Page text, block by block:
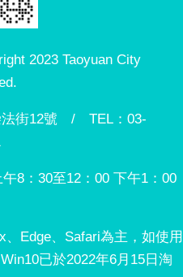
2023 Taoyuan City
法街12號 / TEL：03-
8：30至12：00 下午1：00
Edge、Safari為主，如使用
已於2022年6月15日淘